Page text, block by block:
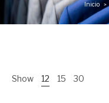
Inicio >
Show 12 15 30